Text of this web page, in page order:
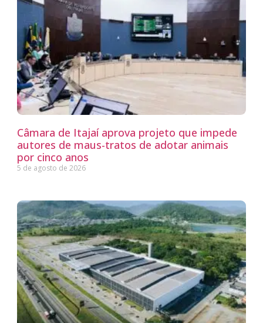
Câmara de Itajaí aprova projeto que impede
autores de maus-tratos de adotar animais
por cinco anos
5 de agosto de 2026